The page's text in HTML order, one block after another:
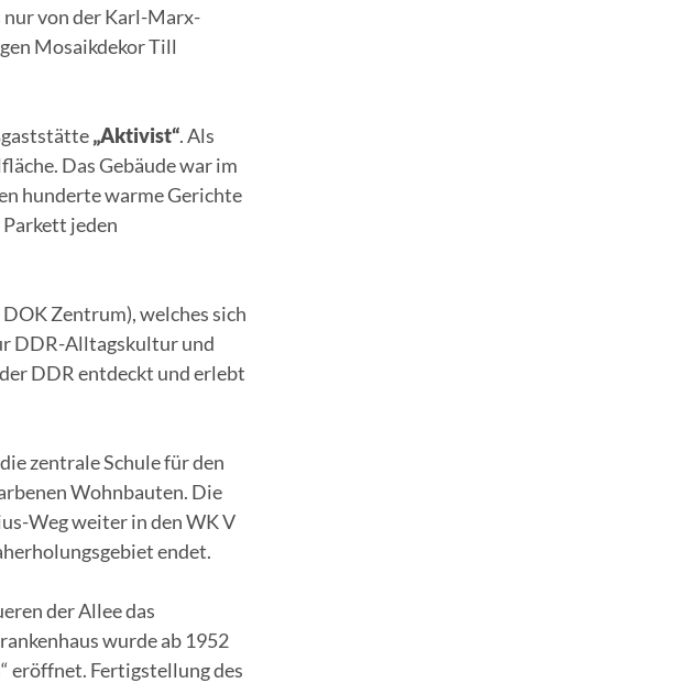
nur von der Karl-Marx-
Mosaikdekor Till
„Aktivist“. Als
Das Gebäude war im
hunderte warme Gerichte
Parkett jeden
Zentrum), welches sich
DDR-Alltagskultur und
DDR entdeckt und erlebt
zentrale Schule für den
Wohnbauten. Die
Weg weiter in den WK V
endet.
der Allee das
wurde ab 1952
eröffnet. Fertigstellung des